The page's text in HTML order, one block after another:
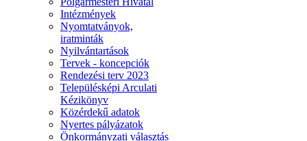
Intézmények
Nyomtatványok,
iratminták
Nyilvántartások
Tervek - koncepciók
Rendezési terv 2023
Településképi Arculati
Kézikönyv
Közérdekű adatok
Nyertes pályázatok
Önkormányzati választás